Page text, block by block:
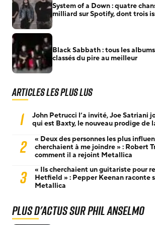
System of a Down : quatre
milliard sur Spotify, dont trois
Black Sabbath : tous les
classés du pire au meilleur
Articles les plus lus
1
John Petrucci l’a invité, Joe Satriani
qui est Baxty, le nouveau prodige de
2
« Deux des personnes les plus
cherchaient à me joindre » : Robert
comment il a rejoint Metallica
3
« Ils cherchaient un guitariste pour
Hetfield » : Pepper Keenan raconte
Metallica
Plus d'actus sur Phil Anselmo